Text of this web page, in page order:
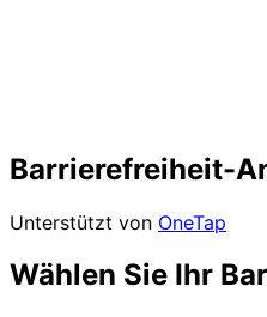
Barrierefreiheit-
Unterstützt von OneTap
Wählen Sie Ihr